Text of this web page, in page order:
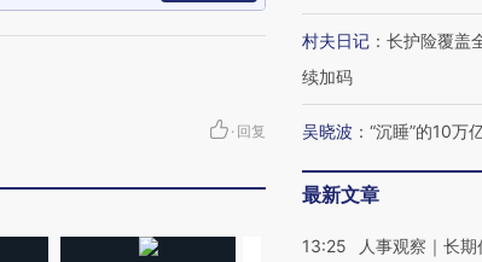
· 回复
村夫日记 ： 长护险覆盖
续加码
吴晓波 ： “沉睡”的10万
最新文章
13:25
人事观察｜长